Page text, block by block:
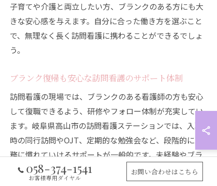
子育てや介護と両立したい方、ブランクのある方にも大
きな安心感を与えます。自分に合った働き方を選ぶこと
で、無理なく長く訪問看護に携わることができるでしょ
う。
ブランク復帰も安心な訪問看護のサポート体制
訪問看護の現場では、ブランクのある看護師の方も安心
して復職できるよう、研修やフォロー体制が充実してい
ます。岐阜県高山市の訪問看護ステーションでは、入職
時の同行訪問やOJT、定期的な勉強会など、段階的に業
務に慣れていけるサポートが一般的です。未経験やブラ
ンクのある方も着実にスキルを身につけられます。
058-374-1541
お客様専用ダイヤル
お問い合わせはこちら